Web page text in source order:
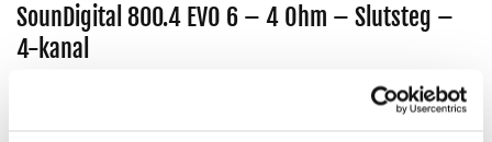
SounDigital 800.4 EVO 6 – 4 Ohm – Slutsteg –
4-kanal